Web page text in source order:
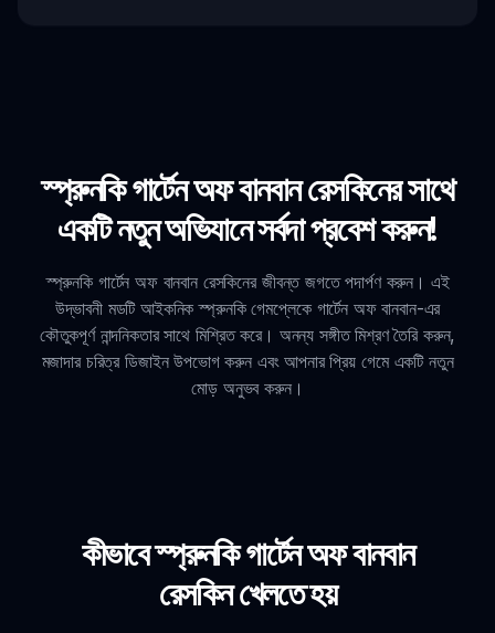
স্প্রুনকি গার্টেন অফ বানবান রেসকিনের সাথে
একটি নতুন অভিযানে সর্বদা প্রবেশ করুন!
স্প্রুনকি গার্টেন অফ বানবান রেসকিনের জীবন্ত জগতে পদার্পণ করুন। এই
উদ্ভাবনী মডটি আইকনিক স্প্রুনকি গেমপ্লেকে গার্টেন অফ বানবান-এর
কৌতুকপূর্ণ নান্দনিকতার সাথে মিশ্রিত করে। অনন্য সঙ্গীত মিশ্রণ তৈরি করুন,
মজাদার চরিত্র ডিজাইন উপভোগ করুন এবং আপনার প্রিয় গেমে একটি নতুন
মোড় অনুভব করুন।
কীভাবে স্প্রুনকি গার্টেন অফ বানবান
রেসকিন খেলতে হয়